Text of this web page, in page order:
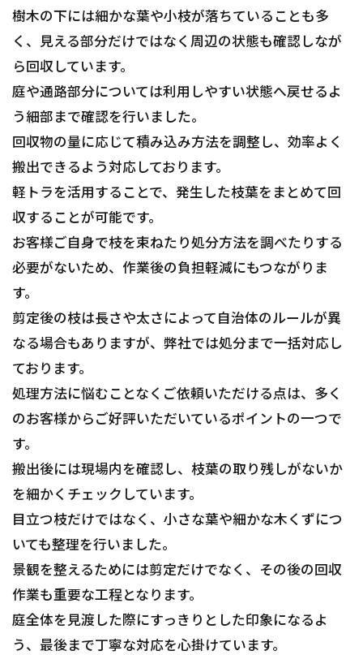
樹木の下には細かな葉や小枝が落ちていることも多
く、見える部分だけではなく周辺の状態も確認しなが
ら回収しています。
庭や通路部分については利用しやすい状態へ戻せるよ
う細部まで確認を行いました。
回収物の量に応じて積み込み方法を調整し、効率よく
搬出できるよう対応しております。
軽トラを活用することで、発生した枝葉をまとめて回
収することが可能です。
お客様ご自身で枝を束ねたり処分方法を調べたりする
必要がないため、作業後の負担軽減にもつながりま
す。
剪定後の枝は長さや太さによって自治体のルールが異
なる場合もありますが、弊社では処分まで一括対応し
ております。
処理方法に悩むことなくご依頼いただける点は、多く
のお客様からご好評いただいているポイントの一つで
す。
搬出後には現場内を確認し、枝葉の取り残しがないか
を細かくチェックしています。
目立つ枝だけではなく、小さな葉や細かな木くずにつ
いても整理を行いました。
景観を整えるためには剪定だけでなく、その後の回収
作業も重要な工程となります。
庭全体を見渡した際にすっきりとした印象になるよ
う、最後まで丁寧な対応を心掛けています。